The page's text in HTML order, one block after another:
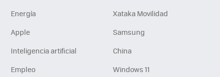
Energía
Xataka Movilidad
Apple
Samsung
Inteligencia artificial
China
Empleo
Windows 11